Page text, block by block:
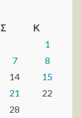
Σ
Κ
1
7
8
14
15
21
22
28